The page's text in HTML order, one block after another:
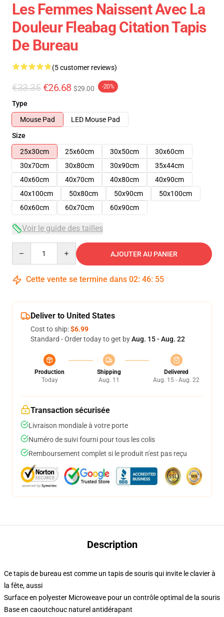
Les Femmes Naissent Avec La
Douleur Fleabag Citation Tapis
De Bureau
(5 customer reviews)
€33.35 €26.68 $29.00 -20%
Type
Mouse Pad
LED Mouse Pad
Size
25x30cm
25x60cm 30x50cm
30x60cm
30x70cm
30x80cm 30x90cm
35x44cm
40x60cm
40x70cm 40x80cm
40x90cm
40x100cm
50x80cm 50x90cm
50x100cm
60x60cm
60x70cm 60x90cm
Voir le guide des tailles
AJOUTER AU PANIER
Cette vente se termine dans 02: 46: 54
Deliver to United States
Cost to ship:$6.99
Standard - Order today to get byAug. 15 - Aug. 22
Production
Today
Shipping
Aug. 11
Delivered
Aug. 15 - Aug. 22
Transaction sécurisée
Livraison mondiale à votre porte
Numéro de suivi fourni pour tous les colis
Remboursement complet si le produit n'est pas reçu
Description
Ce tapis de bureau est comme un tapis de souris qui invite le clavier à
la fête, aussi
Surface en polyester Microweave pour un contrôle optimal de la souris
Base en caoutchouc naturel antidérapant